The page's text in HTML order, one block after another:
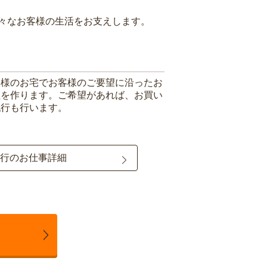
お客様の生活をお支えします。
のお宅でお客様のご要望に沿ったお
作ります。ご希望があれば、お買い
も行います。
のお仕事詳細